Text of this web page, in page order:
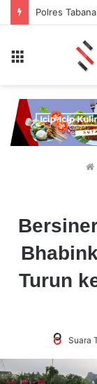
Turun
Suara